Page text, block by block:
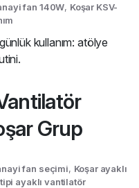
fan 140W, Koşar KSV-
kullanım: atölye
Grup
fan seçimi, Koşar ayaklı
ayaklı vantilatör